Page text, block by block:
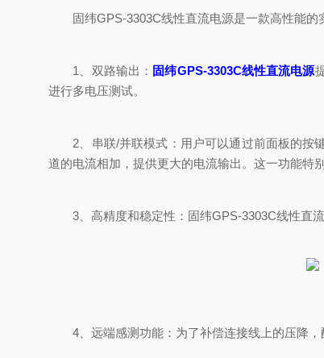
固纬GPS-3303C线性直流电源是一款高性能的
1、双路输出： 固纬GPS-3303C线性直流电源
进行多电压测试。
2、串联/并联模式：用户可以通过前面板的按键
道的电流相加，提供更大的电流输出。这一功能特
3、高精度和稳定性：固纬GPS-3303C线性直流
4、远端感测功能：为了补偿连接线上的压降，